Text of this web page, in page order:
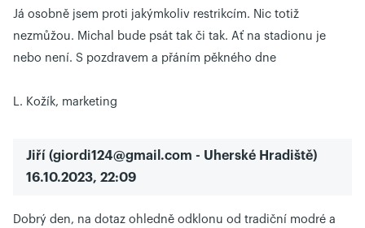
Já osobně jsem proti jakýmkoliv restrikcím. Nic totiž
nezmůžou. Michal bude psát tak či tak. Ať na stadionu je
nebo není. S pozdravem a přáním pěkného dne
L. Kožík, marketing
Jiří (giordi124@gmail.com - Uherské Hradiště)
16.10.2023, 22:09
Dobrý den, na dotaz ohledně odklonu od tradiční modré a